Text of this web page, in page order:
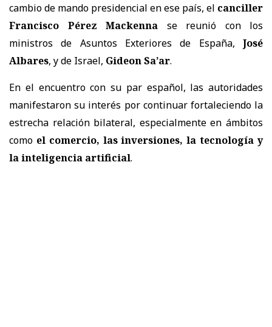
cambio de mando presidencial en ese país, el canciller
Francisco Pérez Mackenna se reunió con los
ministros de Asuntos Exteriores de España, José
Albares, y de Israel, Gideon Sa’ar.
En el encuentro con su par español, las autoridades
manifestaron su interés por continuar fortaleciendo la
estrecha relación bilateral, especialmente en ámbitos
como el comercio, las inversiones, la tecnología y
la inteligencia artificial.